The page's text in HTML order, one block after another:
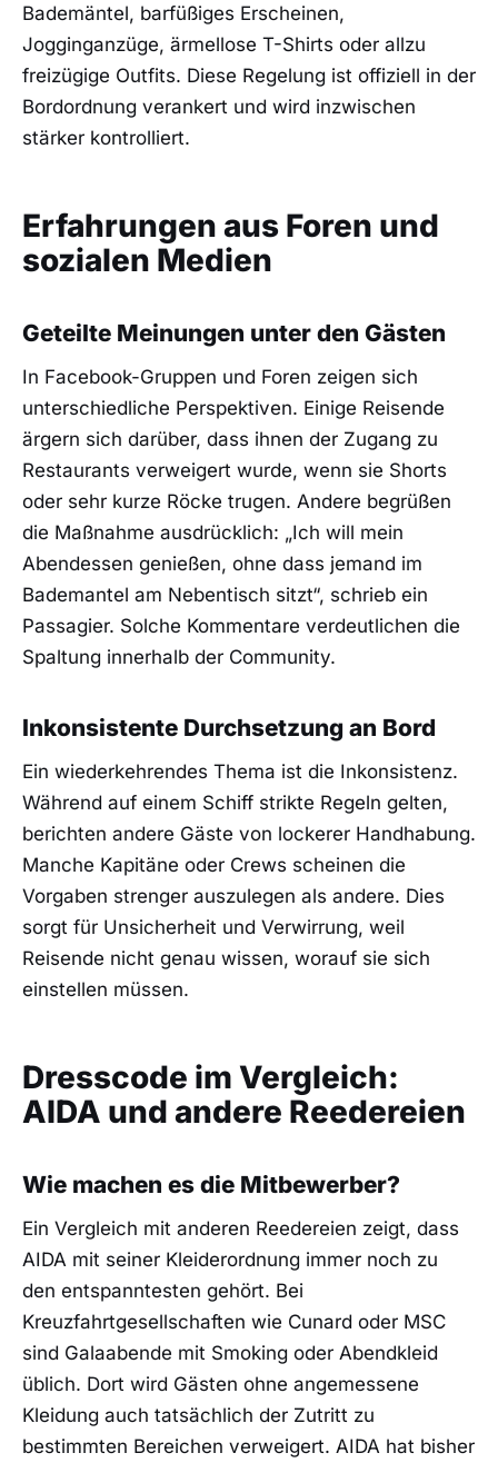
Bademäntel, barfüßiges Erscheinen,
Jogginganzüge, ärmellose T-Shirts oder allzu
freizügige Outfits. Diese Regelung ist offiziell in der
Bordordnung verankert und wird inzwischen
stärker kontrolliert.
Erfahrungen aus Foren und
sozialen Medien
Geteilte Meinungen unter den Gästen
In Facebook-Gruppen und Foren zeigen sich
unterschiedliche Perspektiven. Einige Reisende
ärgern sich darüber, dass ihnen der Zugang zu
Restaurants verweigert wurde, wenn sie Shorts
oder sehr kurze Röcke trugen. Andere begrüßen
die Maßnahme ausdrücklich: „Ich will mein
Abendessen genießen, ohne dass jemand im
Bademantel am Nebentisch sitzt“, schrieb ein
Passagier. Solche Kommentare verdeutlichen die
Spaltung innerhalb der Community.
Inkonsistente Durchsetzung an Bord
Ein wiederkehrendes Thema ist die Inkonsistenz.
Während auf einem Schiff strikte Regeln gelten,
berichten andere Gäste von lockerer Handhabung.
Manche Kapitäne oder Crews scheinen die
Vorgaben strenger auszulegen als andere. Dies
sorgt für Unsicherheit und Verwirrung, weil
Reisende nicht genau wissen, worauf sie sich
einstellen müssen.
Dresscode im Vergleich:
AIDA und andere Reedereien
Wie machen es die Mitbewerber?
Ein Vergleich mit anderen Reedereien zeigt, dass
AIDA mit seiner Kleiderordnung immer noch zu
den entspanntesten gehört. Bei
Kreuzfahrtgesellschaften wie Cunard oder MSC
sind Galaabende mit Smoking oder Abendkleid
üblich. Dort wird Gästen ohne angemessene
Kleidung auch tatsächlich der Zutritt zu
bestimmten Bereichen verweigert. AIDA hat bisher